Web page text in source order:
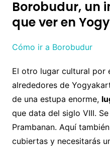
Borobudur, un
que ver en
Cómo ir a Borobudur
El otro lugar cultural por
alrededores de
de una estupa enorme,
que data del siglo VIII.
Prambanan. Aquí
cubiertas y necesitarás